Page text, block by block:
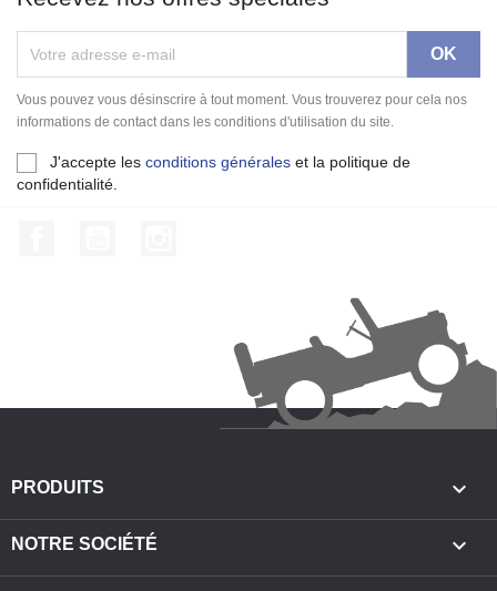
Vous pouvez vous désinscrire à tout moment. Vous trouverez pour cela nos
informations de contact dans les conditions d'utilisation du site.
J'accepte les conditions générales et la politique de
confidentialité.
PRODUITS 
NOTRE SOCIÉTÉ 